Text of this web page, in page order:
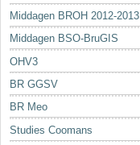
Middagen BROH 2012-2013
Middagen BSO-BruGIS
OHV3
BR GGSV
BR Meo
Studies Coomans